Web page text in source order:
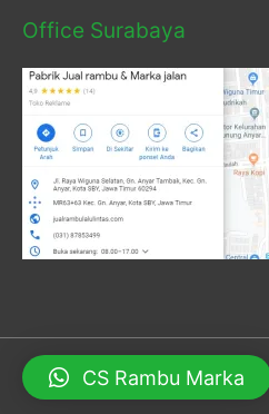
Office Surabaya
Hak Cipta © 2026PABRIK
CS Rambu Marka